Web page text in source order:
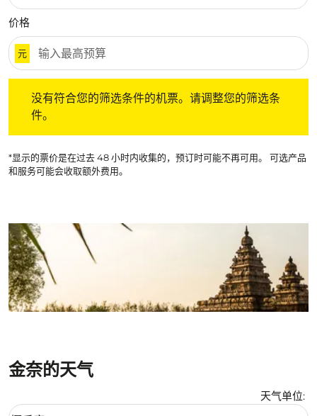
价格
元
没有符合您的筛选条件的机票。请调整您的筛选条
件。
*显示的票价是在过去 48 小时内收集的，预订时可能不再可用。 可选产品
和服务可能会收取额外费用。
金奈的天气
天气单位:
Weather unit option 摄氏度 Selected